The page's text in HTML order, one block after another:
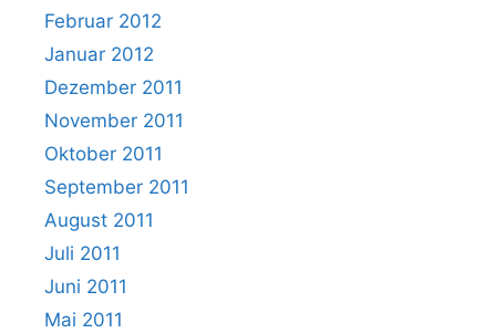
Februar 2012
Januar 2012
Dezember 2011
November 2011
Oktober 2011
September 2011
August 2011
Juli 2011
Juni 2011
Mai 2011